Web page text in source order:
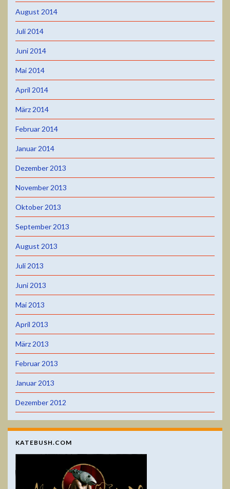
August 2014
Juli 2014
Juni 2014
Mai 2014
April 2014
März 2014
Februar 2014
Januar 2014
Dezember 2013
November 2013
Oktober 2013
September 2013
August 2013
Juli 2013
Juni 2013
Mai 2013
April 2013
März 2013
Februar 2013
Januar 2013
Dezember 2012
KATEBUSH.COM